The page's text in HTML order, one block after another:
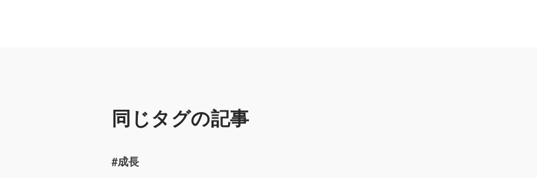
同じタグの記事
#成長